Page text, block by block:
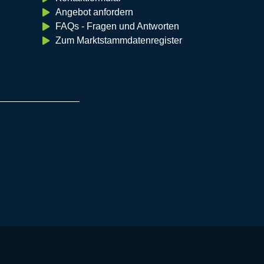
Angebot anfordern
FAQs - Fragen und Antworten
Zum Marktstammdatenregister